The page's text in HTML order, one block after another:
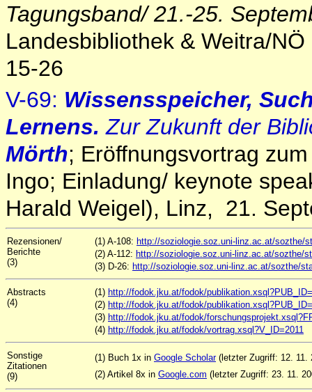
Tagungsband/ 21.-25.
Landesbibliothek & Weitra/
15-26
V-69: Wissensspeicher,
Lernens. Zur Zukunft der
Mörth; Eröffnungsvortrag
Ingo; Einladung/ keynote
Harald Weigel), Linz, 21.
Rezensionen/
Berichte
(3)
(1) A-108: http://soziologie.soz.uni-linz.ac.at/sozthe/
(2) A-112: http://soziologie.soz.uni-linz.ac.at/sozthe/
(3) D-26: http://soziologie.soz.uni-linz.ac.at/sozthe/
Abstracts
(4)
(1) http://fodok.jku.at/fodok/
(2) http://fodok.jku.at/fodok/
(3) http://fodok.jku.at/fodok/
(4) http://fodok.jku.at/fodok/vortrag.xsql?V_ID=2011
Sonstige
Zitationen
(9)
(1) Buch 1x in Google Scholar(letzter Zugriff: 12. 11.
(2) Artikel 8x in Google.com (letzter Zugriff: 23. 11.